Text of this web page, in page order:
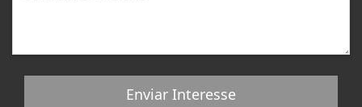
Enviar Interesse